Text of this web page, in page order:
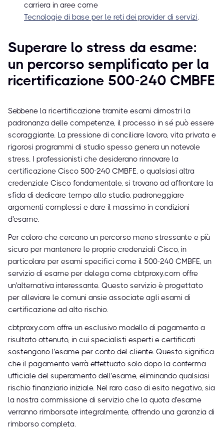
carriera in aree come
Tecnologie di base per le reti dei provider di servizi.
Superare lo stress da esame:
un percorso semplificato per la
ricertificazione 500-240 CMBFE
Sebbene la ricertificazione tramite esami dimostri la
padronanza delle competenze, il processo in sé può essere
scoraggiante. La pressione di conciliare lavoro, vita privata e
rigorosi programmi di studio spesso genera un notevole
stress. I professionisti che desiderano rinnovare la
certificazione Cisco 500-240 CMBFE, o qualsiasi altra
credenziale Cisco fondamentale, si trovano ad affrontare la
sfida di dedicare tempo allo studio, padroneggiare
argomenti complessi e dare il massimo in condizioni
d'esame.
Per coloro che cercano un percorso meno stressante e più
sicuro per mantenere le proprie credenziali Cisco, in
particolare per esami specifici come il 500-240 CMBFE, un
servizio di esame per delega come cbtproxy.com offre
un'alternativa interessante. Questo servizio è progettato
per alleviare le comuni ansie associate agli esami di
certificazione ad alto rischio.
cbtproxy.com offre un esclusivo modello di pagamento a
risultato ottenuto, in cui specialisti esperti e certificati
sostengono l'esame per conto del cliente. Questo significa
che il pagamento verrà effettuato solo dopo la conferma
ufficiale del superamento dell'esame, eliminando qualsiasi
rischio finanziario iniziale. Nel raro caso di esito negativo, sia
la nostra commissione di servizio che la quota d'esame
verranno rimborsate integralmente, offrendo una garanzia di
rimborso completa.